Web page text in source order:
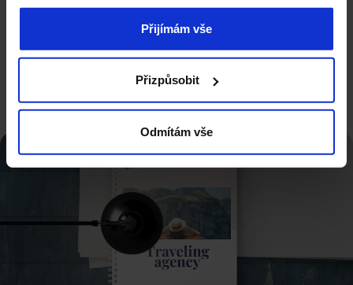
naleznete níže. Kliknutím na „Přijímám vše“ souhlasíte s
naším používáním všech výše uvedených typů souborů
cookie (cookies). Pokud kliknete na tlačítko „Odmítám
našich stránek. Pokud se chcete sami rozhodnout, jaké
typy cookies budou používány, klikněte na „Přizpůsobit“.
Přijímám vše
Přizpůsobit
Odmítám vše
černá, stříbrná) Vám umožní zdůraznit styl a charakter
Kompletní specifikace